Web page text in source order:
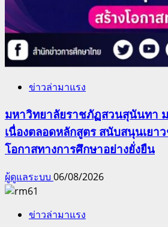
ข่าวล่ามาแรง
มหาวิทยาลัยราชภัฏสวนสุนันทา
เนื่องตลอดหลักสูตร สนับสนุนเยา
โอกาสทางการศึกษาอย่างยั่งยืน
ผู้ดูแลระบบ 06/08/2026
ข่าวล่ามาแรง